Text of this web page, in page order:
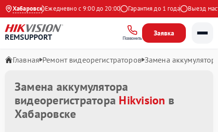
Хабаровск
на Яндекс Ежедневно с 9:00 до 20:00 Гарантия до 1 года Выезд
REMSUPPORT Позвонить
Заявка
Главная Ремонт видеорегистраторов Замена
Замена аккумулятора
видеорегистратора Hikvision в
Хабаровске